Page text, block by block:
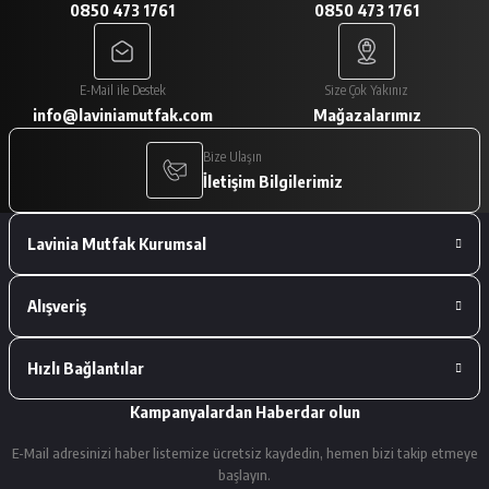
A... V... | 29/01/2026
Paketleme çok iyiydi. Ürünler tam
istediğimiz gibiydi.
A... V... | 29/01/2026
Deneyimini Paylaş
0850 473 1761 0850 473 1761
E-Mail ile Destek
info@laviniamutfak.com
Size Çok Yakınız
Mağazalarımız
Bize Ulaşın
İletişim Bilgilerimiz
Lavinia Mutfak Kurumsal
Alışveriş
Hızlı Bağlantılar
Kampanyalardan Haberdar olun
E-Mail adresinizi haber listemize ücretsiz kaydedin, hemen bizi takip etmeye
başlayın.